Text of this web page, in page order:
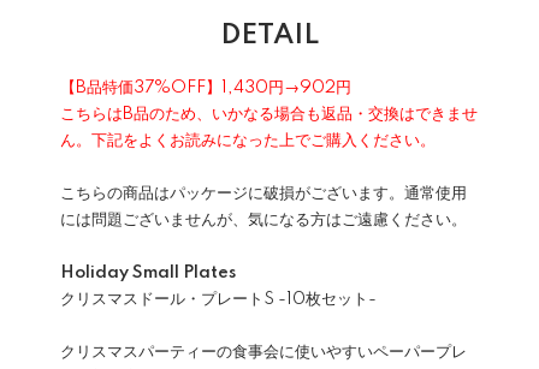
DETAIL
【B品特価37%OFF】1,430円→902円
こちらはB品のため、いかなる場合も返品・交換はできませ
ん。下記をよくお読みになった上でご購入ください。
こちらの商品はパッケージに破損がございます。通常使用
には問題ございませんが、気になる方はご遠慮ください。
Holiday Small Plates
クリスマスドール・プレートS -10枚セット-
クリスマスパーティーの食事会に使いやすいペーパープレ